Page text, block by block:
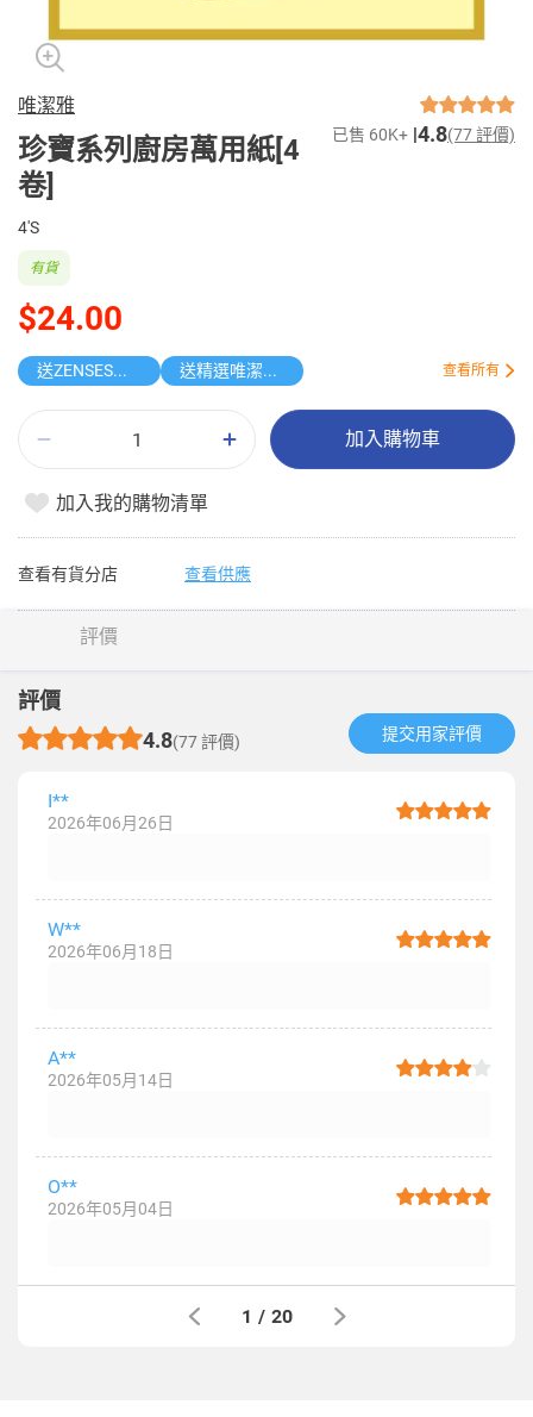
唯潔雅
珍寶系列廚房萬用紙[4
卷]
已售 60K+ 4.8(77 評價)
4'S
$24.00
有貨
送ZENSES迷你鎖匙扣相機 送精選唯潔雅原箱紙品 查看所有
加入購物車
加入我的購物清單
查看有貨分店 查看供應
評價
評價
4.8(77 評價) 提交用家評價​
I**
2026年06月26日
W**
2026年06月18日
A**
2026年05月14日
O**
2026年05月04日
1 / 20